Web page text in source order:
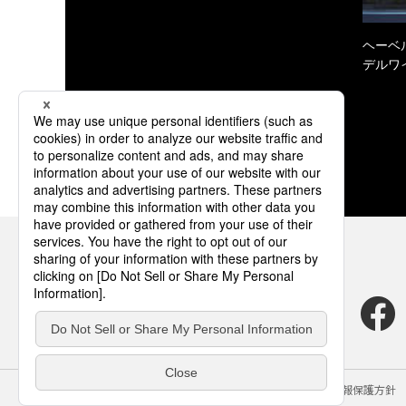
ヘーベ
デルワ
サイトのご利用にあたって クッキーポリシー 個人情報保護方針